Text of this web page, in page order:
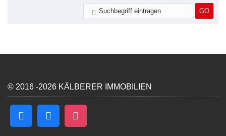
© 2016 -2026 KÄLBERER IMMOBILIEN